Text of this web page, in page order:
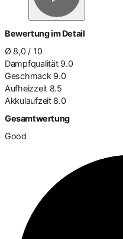
Bewertung im Detail
Ø 8,0 / 10
Dampfqualität 9.0
Geschmack 9.0
Aufheizzeit 8.5
Akkulaufzeit 8.0
Gesamtwertung
Good